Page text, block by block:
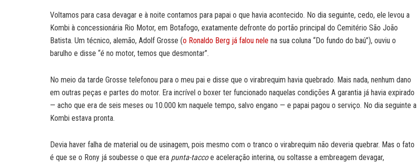
Voltamos para casa devagar e à noite contamos para papai o que havia acontecido. No dia seguinte, cedo, ele levou a
Kombi à concessionária Rio Motor, em Botafogo, exatamente defronte do portão principal do Cemitério São João
Batista. Um técnico, alemão, Adolf Grosse (o Ronaldo Berg já falou nele na sua coluna “Do fundo do baú”), ouviu o
barulho e disse “é no motor, temos que desmontar”.
No meio da tarde Grosse telefonou para o meu pai e disse que o virabrequim havia quebrado. Mais nada, nenhum dano
em outras peças e partes do motor. Era incrível o boxer ter funcionado naquelas condições A garantia já havia expirado
— acho que era de seis meses ou 10.000 km naquele tempo, salvo engano — e papai pagou o serviço. No dia seguinte a
Kombi estava pronta.
Devia haver falha de material ou de usinagem, pois mesmo com o tranco o virabrequim não deveria quebrar. Mas o fato
é que se o Rony já soubesse o que era punta-taccoe aceleração interina, ou soltasse a embreagem devagar,